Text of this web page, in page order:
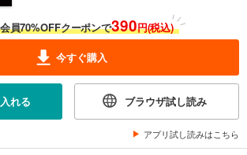
員70%OFFクーポンで390円(税込)
今すぐ購入
れる ブラウザ試し読み
アプリ試し読みはこちら